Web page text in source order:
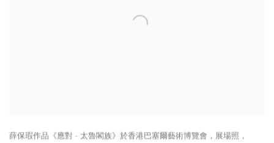
薛保瑕作品《應對 - 太魯閣族》於香港巴塞爾藝術博覽會，展場照，